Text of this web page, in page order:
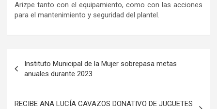
Arizpe tanto con el equipamiento, como con las acciones
para el mantenimiento y seguridad del plantel.
de
entradas
Instituto Municipal de la Mujer sobrepasa metas
anuales durante 2023
RECIBE ANA LUCÍA CAVAZOS DONATIVO DE JUGUETES